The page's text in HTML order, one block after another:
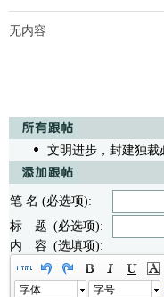
无内容
文明进步，封建独裁
笔 名 (必选项):
标 题 (必选项):
内 容 (选填项):
字体 字号